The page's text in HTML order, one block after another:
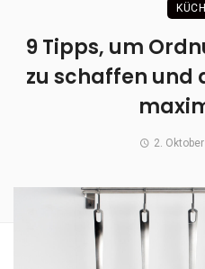
9 Tipps, um
zu schaffen und
2.